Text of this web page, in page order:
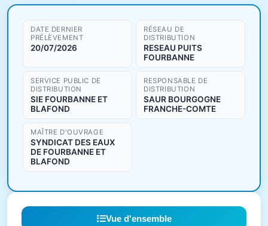
Résultats de qualité de l'eau
DATE DERNIER
PRÉLÈVEMENT
20/07/2026
RÉSEAU DE
DISTRIBUTION
RESEAU PUITS
FOURBANNE
SERVICE PUBLIC DE
DISTRIBUTION
SIE FOURBANNE ET
BLAFOND
RESPONSABLE DE
DISTRIBUTION
SAUR BOURGOGNE
FRANCHE-COMTE
MAÎTRE D'OUVRAGE
SYNDICAT DES EAUX
DE FOURBANNE ET
BLAFOND
Vue d'ensemble